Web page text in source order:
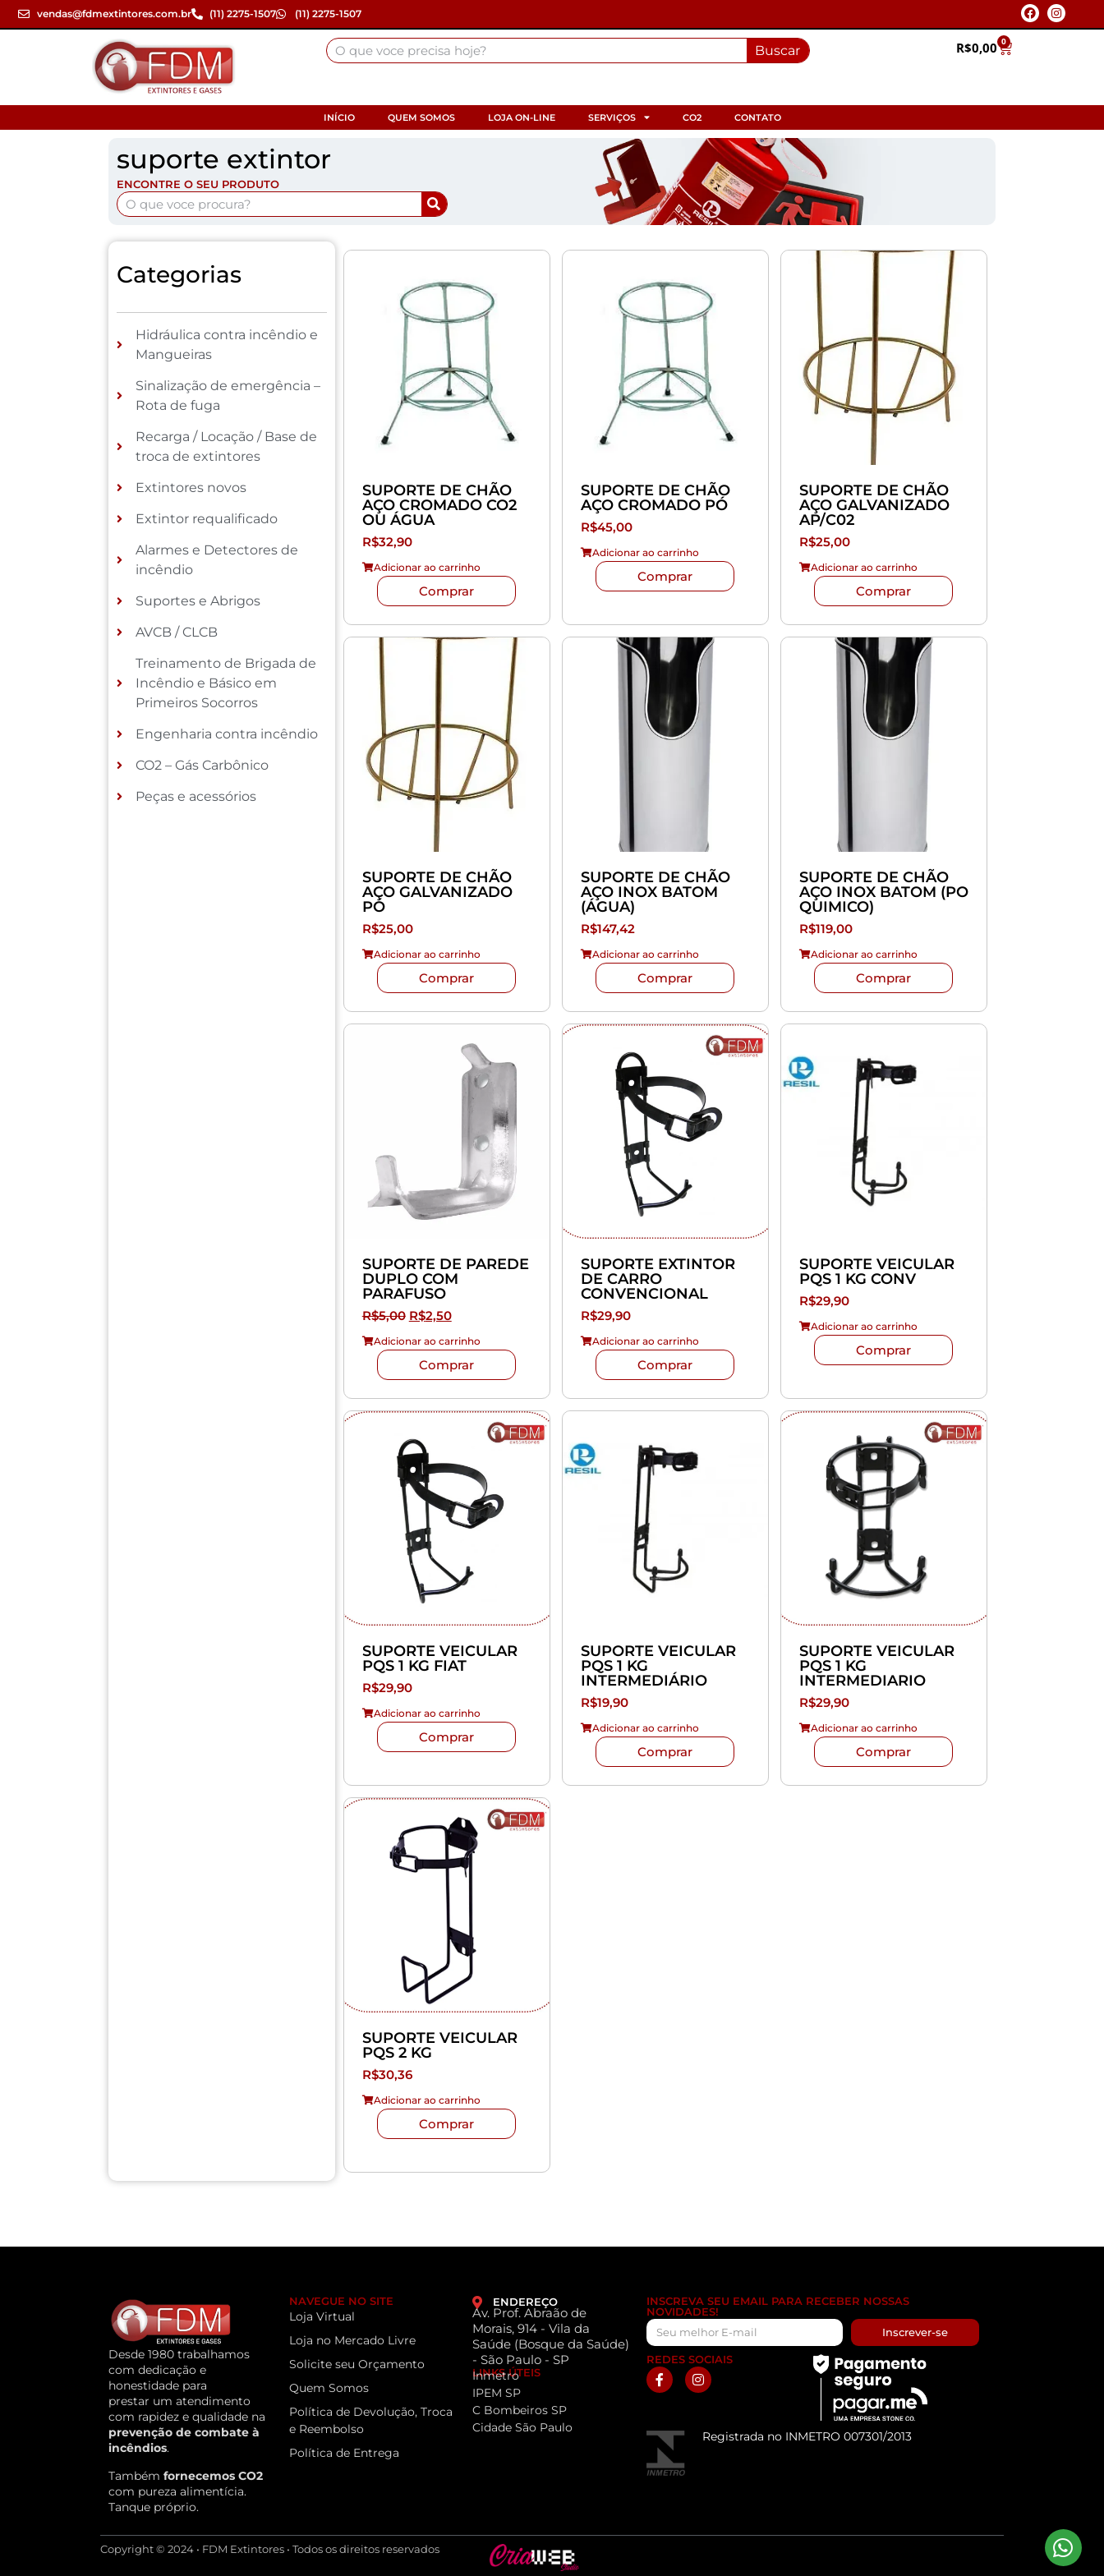
vendas@fdmextintores.com.br (11) 2275-1507 (11) 2275-1507
Buscar R$0,00 0
INÍCIO QUEM SOMOS LOJA ON-LINE SERVIÇOS CO2 CONTATO
suporte extintor
ENCONTRE O SEU PRODUTO
Categorias
Hidráulica contra incêndio e
Mangueiras
Sinalização de emergência –
Rota de fuga
Recarga / Locação / Base de
troca de extintores
Extintores novos
Extintor requalificado
Alarmes e Detectores de
incêndio
Suportes e Abrigos
AVCB / CLCB
Treinamento de Brigada de
Incêndio e Básico em
Primeiros Socorros
Engenharia contra incêndio
CO2 – Gás Carbônico
Peças e acessórios
SUPORTE DE CHÃO
AÇO CROMADO CO2
OU ÁGUA
R$32,90
Adicionar ao carrinho
Comprar
SUPORTE DE CHÃO
AÇO CROMADO PÓ
R$45,00
Adicionar ao carrinho
Comprar
SUPORTE DE CHÃO
AÇO GALVANIZADO
AP/C02
R$25,00
Adicionar ao carrinho
Comprar
SUPORTE DE CHÃO
AÇO GALVANIZADO
PÓ
R$25,00
Adicionar ao carrinho
Comprar
SUPORTE DE CHÃO
AÇO INOX BATOM
(ÁGUA)
R$147,42
Adicionar ao carrinho
Comprar
SUPORTE DE CHÃO
AÇO INOX BATOM (PO
QUIMICO)
R$119,00
Adicionar ao carrinho
Comprar
SUPORTE DE PAREDE
DUPLO COM
PARAFUSO
R$5,00 R$2,50
Adicionar ao carrinho
Comprar
SUPORTE EXTINTOR
DE CARRO
CONVENCIONAL
R$29,90
Adicionar ao carrinho
Comprar
SUPORTE VEICULAR
PQS 1 KG CONV
R$29,90
Adicionar ao carrinho
Comprar
SUPORTE VEICULAR
PQS 1 KG FIAT
R$29,90
Adicionar ao carrinho
Comprar
SUPORTE VEICULAR
PQS 1 KG
INTERMEDIÁRIO
R$19,90
Adicionar ao carrinho
Comprar
SUPORTE VEICULAR
PQS 1 KG
INTERMEDIARIO
R$29,90
Adicionar ao carrinho
Comprar
SUPORTE VEICULAR
PQS 2 KG
R$30,36
Adicionar ao carrinho
Comprar
Desde 1980 trabalhamos
com dedicação e
honestidade para
prestar um atendimento
com rapidez e qualidade na
prevenção de combate à
incêndios.
Também fornecemos CO2
com pureza alimentícia.
Tanque próprio.
NAVEGUE NO SITE
Loja Virtual
Loja no Mercado Livre
Solicite seu Orçamento
Quem Somos
Política de Devolução, Troca
e Reembolso
Política de Entrega
ENDEREÇO
Av. Prof. Abraão de
Morais, 914 - Vila da
Saúde (Bosque da Saúde)
- São Paulo - SP
LINKS ÚTEIS
Inmetro
IPEM SP
C Bombeiros SP
Cidade São Paulo
INSCREVA SEU EMAIL PARA RECEBER NOSSAS
NOVIDADES!
Inscrever-se
REDES SOCIAIS
Registrada no INMETRO 007301/2013
Copyright © 2024 • FDM Extintores • Todos os direitos reservados